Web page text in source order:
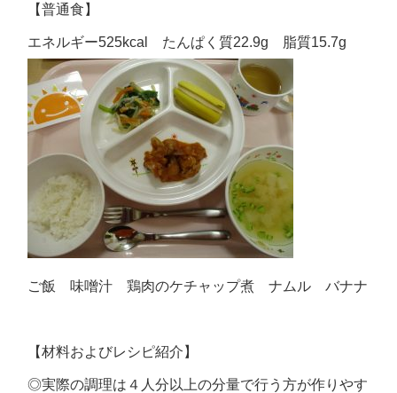
【普通食】
エネルギー525kcal たんぱく質22.9g 脂質15.7g
ご飯 味噌汁 鶏肉のケチャップ煮 ナムル バナナ
【材料およびレシピ紹介】
◎実際の調理は４人分以上の分量で行う方が作りやす